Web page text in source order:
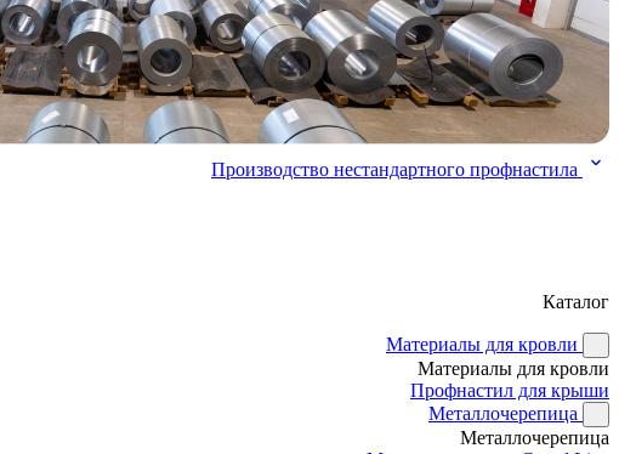
Производство нестандартного профнастила
Каталог
Материалы для кровли
Материалы для кровли
Профнастил для крыши
Металлочерепица
Металлочерепица